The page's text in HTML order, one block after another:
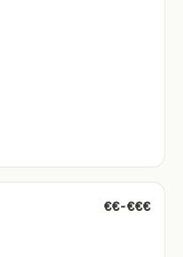
€€-€€€